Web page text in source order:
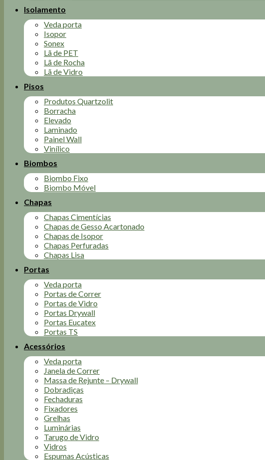
Isolamento
Veda porta
Isopor
Sonex
Lã de PET
Lã de Rocha
Lã de Vidro
Pisos
Produtos Quartzolit
Borracha
Elevado
Laminado
Painel Wall
Vinílico
Biombos
Biombo Fixo
Biombo Móvel
Chapas
Chapas Cimentícias
Chapas de Gesso Acartonado
Chapas de Isopor
Chapas Perfuradas
Chapas Lisa
Portas
Veda porta
Portas de Correr
Portas de Vidro
Portas Drywall
Portas Eucatex
Portas TS
Acessórios
Veda porta
Janela de Correr
Massa de Rejunte – Drywall
Dobradiças
Fechaduras
Fixadores
Grelhas
Luminárias
Tarugo de Vidro
Vidros
Espumas Acústicas